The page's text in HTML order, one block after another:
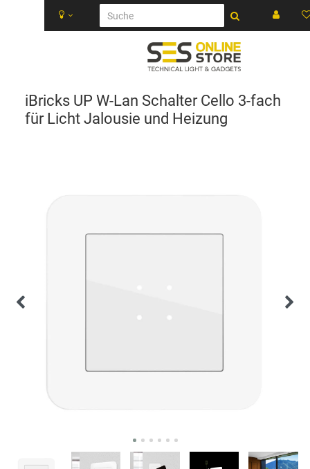
iBricks UP W-Lan Schalter Cello 3-fach
für Licht Jalousie und Heizung